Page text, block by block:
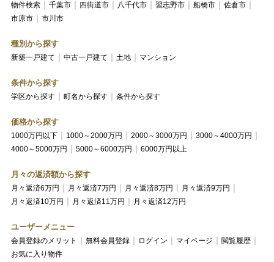
物件検索 千葉市 四街道市 八千代市 習志野市 船橋市
佐倉市
市原市
市川市
種別から探す
新築一戸建て 中古一戸建て 土地 マンション
条件から探す
学区から探す 町名から探す 条件から探す
価格から探す
1000万円以下 1000～2000万円 2000～3000万円
3000～4000万円
4000～5000万円
5000～6000万円 6000万円以上
月々の返済額から探す
月々返済6万円 月々返済7万円 月々返済8万円
月々返済9万円
月々返済10万円
月々返済11万円 月々返済12万円
ユーザーメニュー
会員登録のメリット 無料会員登録 ログイン マイページ
閲覧履歴
お気に入り物件